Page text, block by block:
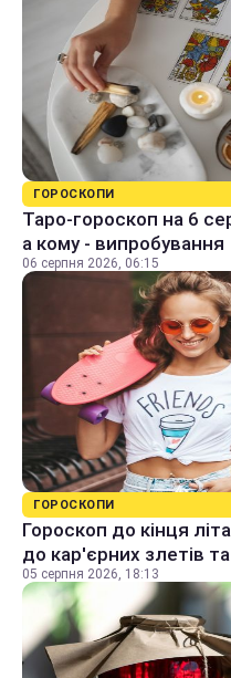
ГОРОСКОПИ
Таро-гороскоп на 6
а кому - випробування
06 серпня 2026, 06:15
ГОРОСКОПИ
Гороскоп до кінця
до кар'єрних злетів
05 серпня 2026, 18:13